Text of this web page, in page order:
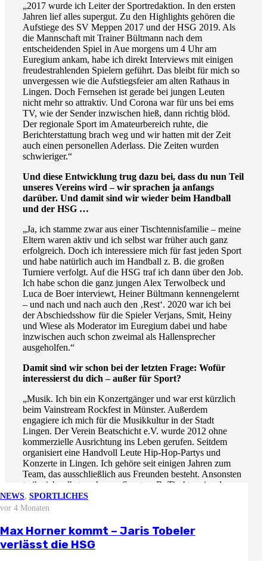
„2017 wurde ich Leiter der Sportredaktion. In den ersten
Jahren lief alles supergut. Zu den Highlights gehören die
Aufstiege des SV Meppen 2017 und der HSG 2019. Als
die Mannschaft mit Trainer Bültmann nach dem
entscheidenden Spiel in Aue morgens um 4 Uhr am
Euregium ankam, habe ich direkt Interviews mit einigen
freudestrahlenden Spielern geführt. Das bleibt für mich so
unvergessen wie die Aufstiegsfeier am alten Rathaus in
Lingen. Doch Fernsehen ist gerade bei jungen Leuten
nicht mehr so attraktiv. Und Corona war für uns bei ems
TV, wie der Sender inzwischen hieß, dann richtig blöd.
Der regionale Sport im Amateurbereich ruhte, die
Berichterstattung brach weg und wir hatten mit der Zeit
auch einen personellen Aderlass. Die Zeiten wurden
schwieriger.“
Und diese Entwicklung trug dazu bei, dass du nun Teil
unseres Vereins wird – wir sprachen ja anfangs
darüber. Und damit sind wir wieder beim Handball
und der HSG …
„Ja, ich stamme zwar aus einer Tischtennisfamilie – meine
Eltern waren aktiv und ich selbst war früher auch ganz
erfolgreich. Doch ich interessiere mich für fast jeden Sport
und habe natürlich auch im Handball z. B. die großen
Turniere verfolgt. Auf die HSG traf ich dann über den Job.
Ich habe schon die ganz jungen Alex Terwolbeck und
Luca de Boer interviewt, Heiner Bültmann kennengelernt
– und nach und nach auch den ‚Rest‘. 2020 war ich bei
der Abschiedsshow für die Spieler Verjans, Smit, Heiny
und Wiese als Moderator im Euregium dabei und habe
inzwischen auch schon zweimal als Hallensprecher
ausgeholfen.“
Damit sind wir schon bei der letzten Frage: Wofür
interessierst du dich – außer für Sport?
„Musik. Ich bin ein Konzertgänger und war erst kürzlich
beim Vainstream Rockfest in Münster. Außerdem
engagiere ich mich für die Musikkultur in der Stadt
Lingen. Der Verein Beatschicht e.V. wurde 2012 ohne
kommerzielle Ausrichtung ins Leben gerufen. Seitdem
organisiert eine Handvoll Leute Hip-Hop-Partys und
Konzerte in Lingen. Ich gehöre seit einigen Jahren zum
Team, das ausschließlich aus Freunden besteht. Ansonsten
treibe ich selbst auch gern Sport, z. B. Tischtennis oder
auch Tennis – allerdings schon länger nicht mehr im
Verein, denn bei den Spielen am Wochenende habe ich ja
Lieber Sören, wir heißen dich in der HSG-Familie herzlich
willkommen, sind mit allen Fans der Roten gespannt auf
NEWS
vor 3 Wochen
Stellungnahme zur aktuellen
wirtschaftlichen Situation
NEWS
Saisonvorbereitung 2026/27
NEWS
vor 2 Monaten
Björn Zintel geht – Emiel Hoogland
kommt
NEWS
vor 3 Monaten
Mathis Berger übernimmt Social Media
und Öffentlichkeitsarbeit
NEWS, SPORTLICHES
vor 4 Monaten
Max Horner kommt – Jaris Tobeler
verlässt die HSG